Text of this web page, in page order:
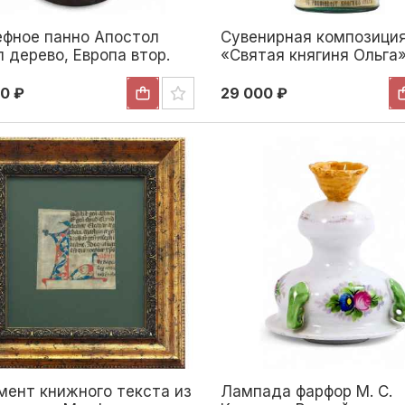
панно Апостол
дерево, Европа втор.
в. 13,7x10,5x2 см.
Вторая половина XIX
₽
Сувенирная
«Святая княгиня
«Святая Троица» Н-20
Троице-Сергиева лавра
29 000 ₽
книжного текста из
Лампада фарфор М. С.